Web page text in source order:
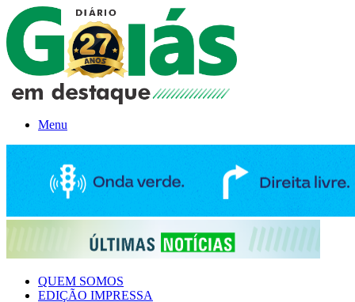
Menu
QUEM SOMOS
EDIÇÃO IMPRESSA